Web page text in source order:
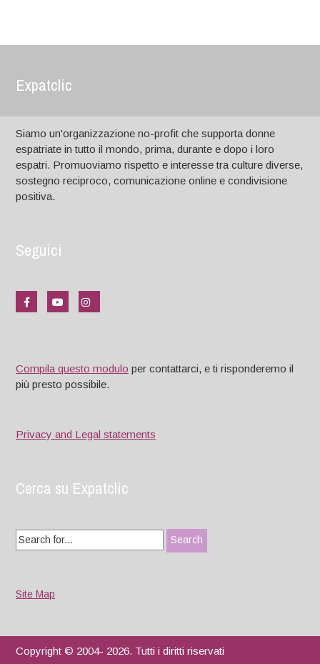
Expatclic
Siamo un'organizzazione no-profit che supporta donne
espatriate in tutto il mondo, prima, durante e dopo i loro
espatri. Promuoviamo rispetto e interesse tra culture diverse,
sostegno reciproco, comunicazione online e condivisione
positiva.
Seguici
Compila questo modulo per contattarci, e ti risponderemo il
più presto possibile.
Privacy and Legal statements
Cerca su Expatclic
Search
for:
Site Map
Copyright © 2004- 2026. Tutti i diritti riservati